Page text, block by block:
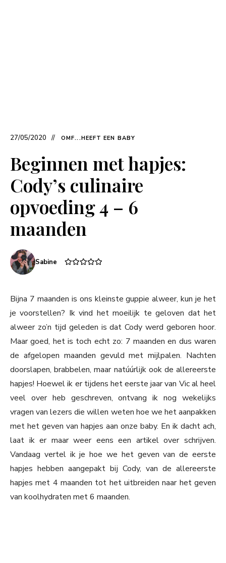
27/05/2020 OMF...HEEFT EEN BABY
Beginnen met hapjes:
Cody’s culinaire
opvoeding 4 – 6
maanden
Sabine
Bijna 7 maanden is ons kleinste guppie alweer, kun je het
je voorstellen? Ik vind het moeilijk te geloven dat het
alweer zo’n tijd geleden is dat Cody werd geboren hoor.
Maar goed, het is toch echt zo: 7 maanden en dus waren
de afgelopen maanden gevuld met mijlpalen. Nachten
doorslapen, brabbelen, maar natúúrlijk ook de allereerste
hapjes! Hoewel ik er tijdens het eerste jaar van Vic al heel
veel over heb geschreven, ontvang ik nog wekelijks
vragen van lezers die willen weten hoe we het aanpakken
met het geven van hapjes aan onze baby. En ik dacht ach,
laat ik er maar weer eens een artikel over schrijven.
Vandaag vertel ik je hoe we het geven van de eerste
hapjes hebben aangepakt bij Cody, van de allereerste
hapjes met 4 maanden tot het uitbreiden naar het geven
van koolhydraten met 6 maanden.